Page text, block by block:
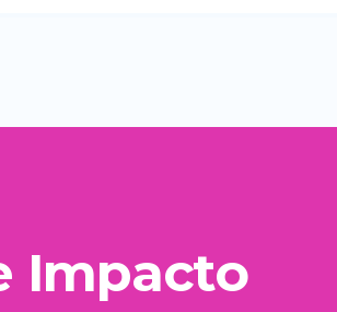
Impacto